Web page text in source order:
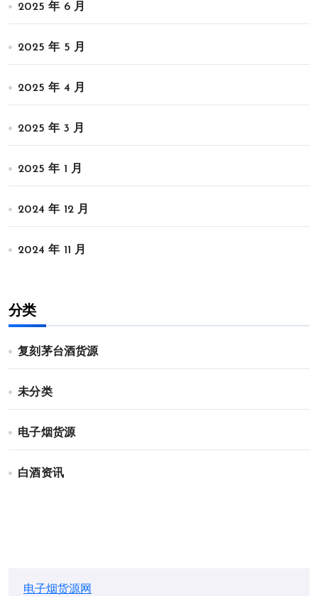
2025 年 6 月
2025 年 5 月
2025 年 4 月
2025 年 3 月
2025 年 1 月
2024 年 12 月
2024 年 11 月
分类
复刻茅台酒货源
未分类
电子烟货源
白酒资讯
电子烟货源网